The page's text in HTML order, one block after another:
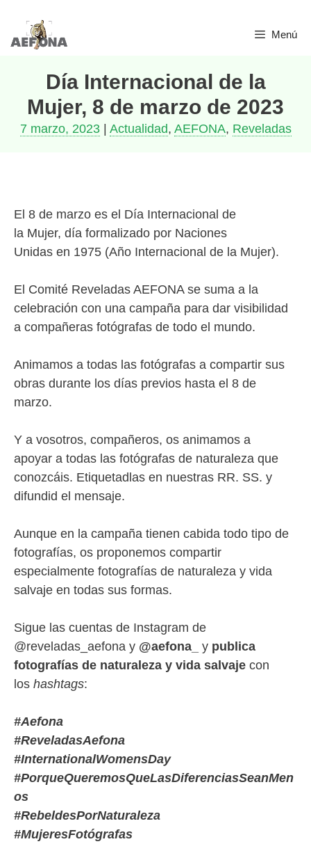
Saltar
Menú
Día Internacional de la
Mujer, 8 de marzo de 2023
7 marzo, 2023| Actualidad, AEFONA, Reveladas
El 8 de marzo es el Día Internacional de
la Mujer, día formalizado por Naciones
Unidas en 1975 (Año Internacional de la Mujer).
El Comité Reveladas AEFONA se suma a la
celebración con una campaña para dar visibilidad
a compañeras fotógrafas de todo el mundo.
Animamos a todas las fotógrafas a compartir sus
obras durante los días previos hasta el 8 de
marzo.
Y a vosotros, compañeros, os animamos a
apoyar a todas las fotógrafas de naturaleza que
conozcáis. Etiquetadlas en nuestras RR. SS. y
difundid el mensaje.
Aunque en la campaña tienen cabida todo tipo de
fotografías, os proponemos compartir
especialmente fotografías de naturaleza y vida
salvaje en todas sus formas.
Sigue las cuentas de Instagram de
@reveladas_aefona y @aefona_ y publica
fotografías de naturaleza y vida salvaje con
los hashtags:
#Aefona
#ReveladasAefona
#InternationalWomensDay
#PorqueQueremosQueLasDiferenciasSeanMen
os
#RebeldesPorNaturaleza
#MujeresFotógrafas